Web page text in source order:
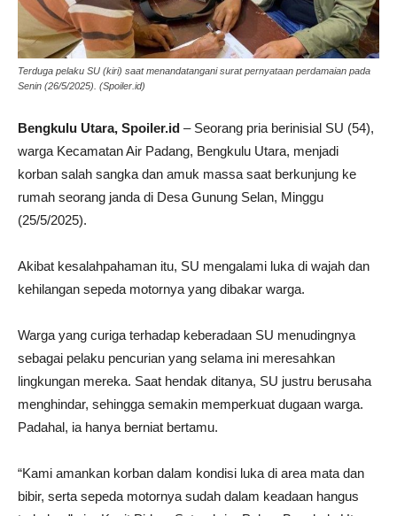
Terduga pelaku SU (kiri) saat menandatangani surat pernyataan perdamaian pada
Senin (26/5/2025). (Spoiler.id)
Bengkulu Utara, Spoiler.id – Seorang pria berinisial SU (54),
warga Kecamatan Air Padang, Bengkulu Utara, menjadi
korban salah sangka dan amuk massa saat berkunjung ke
rumah seorang janda di Desa Gunung Selan, Minggu
(25/5/2025).
Akibat kesalahpahaman itu, SU mengalami luka di wajah dan
kehilangan sepeda motornya yang dibakar warga.
Warga yang curiga terhadap keberadaan SU menudingnya
sebagai pelaku pencurian yang selama ini meresahkan
lingkungan mereka. Saat hendak ditanya, SU justru berusaha
menghindar, sehingga semakin memperkuat dugaan warga.
Padahal, ia hanya berniat bertamu.
“Kami amankan korban dalam kondisi luka di area mata dan
bibir, serta sepeda motornya sudah dalam keadaan hangus